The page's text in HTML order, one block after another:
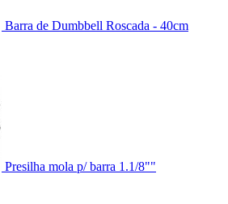
Barra de Dumbbell Roscada - 40cm
Presilha mola p/ barra 1.1/8""